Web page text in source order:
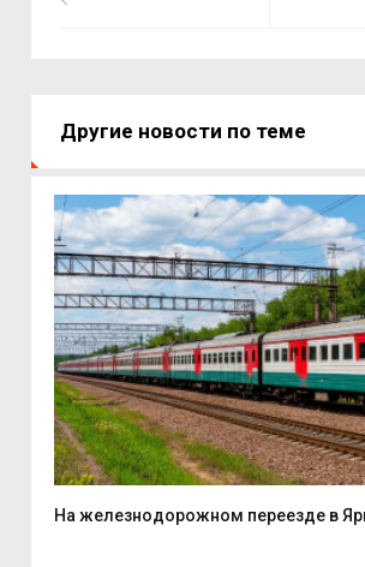
Другие новости по теме
На железнодорожном переезде в